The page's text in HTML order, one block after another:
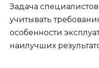
Задача
учитывать
особенности
наилучших